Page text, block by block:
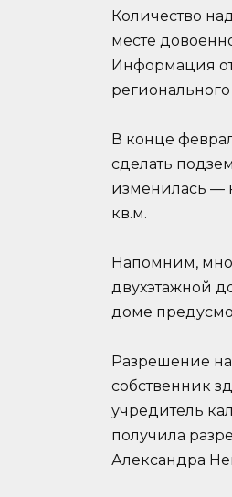
Количество
месте
Информация
В конце
сделать
изменилась —
кв.м.
Напомним,
двухэтажной
доме
Разрешение
собственник
учредитель
получила
Александра